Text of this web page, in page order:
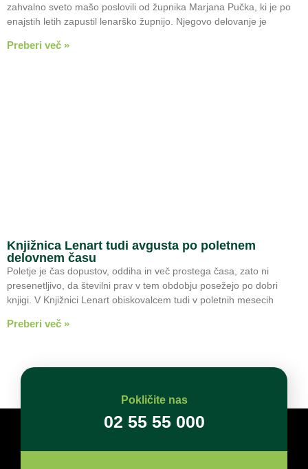
zahvalno sveto mašo poslovili od župnika Marjana Pučka, ki je po
enajstih letih zapustil lenarško župnijo. Njegovo delovanje je
Preberi več »
Knjižnica Lenart tudi avgusta po poletnem
delovnem času
Poletje je čas dopustov, oddiha in več prostega časa, zato ni
presenetljivo, da številni prav v tem obdobju posežejo po dobri
knjigi. V Knjižnici Lenart obiskovalcem tudi v poletnih mesecih
Preberi več »
Pokličite nas
02 55 55 000